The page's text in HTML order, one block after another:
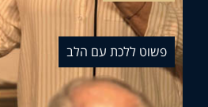
ללכת עם הלב